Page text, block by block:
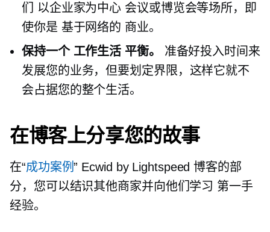
们 以企业家为中心 会议或博览会等场所，即
使你是 基于网络的 商业。
保持一个 工作生活 平衡。
准备好投入时间来
发展您的业务，但要划定界限，这样它就不
会占据您的整个生活。
在博客上分享您的故事
在“成功案例” Ecwid by Lightspeed 博客的部
分，您可以结识其他商家并向他们学习 第一手
经验。